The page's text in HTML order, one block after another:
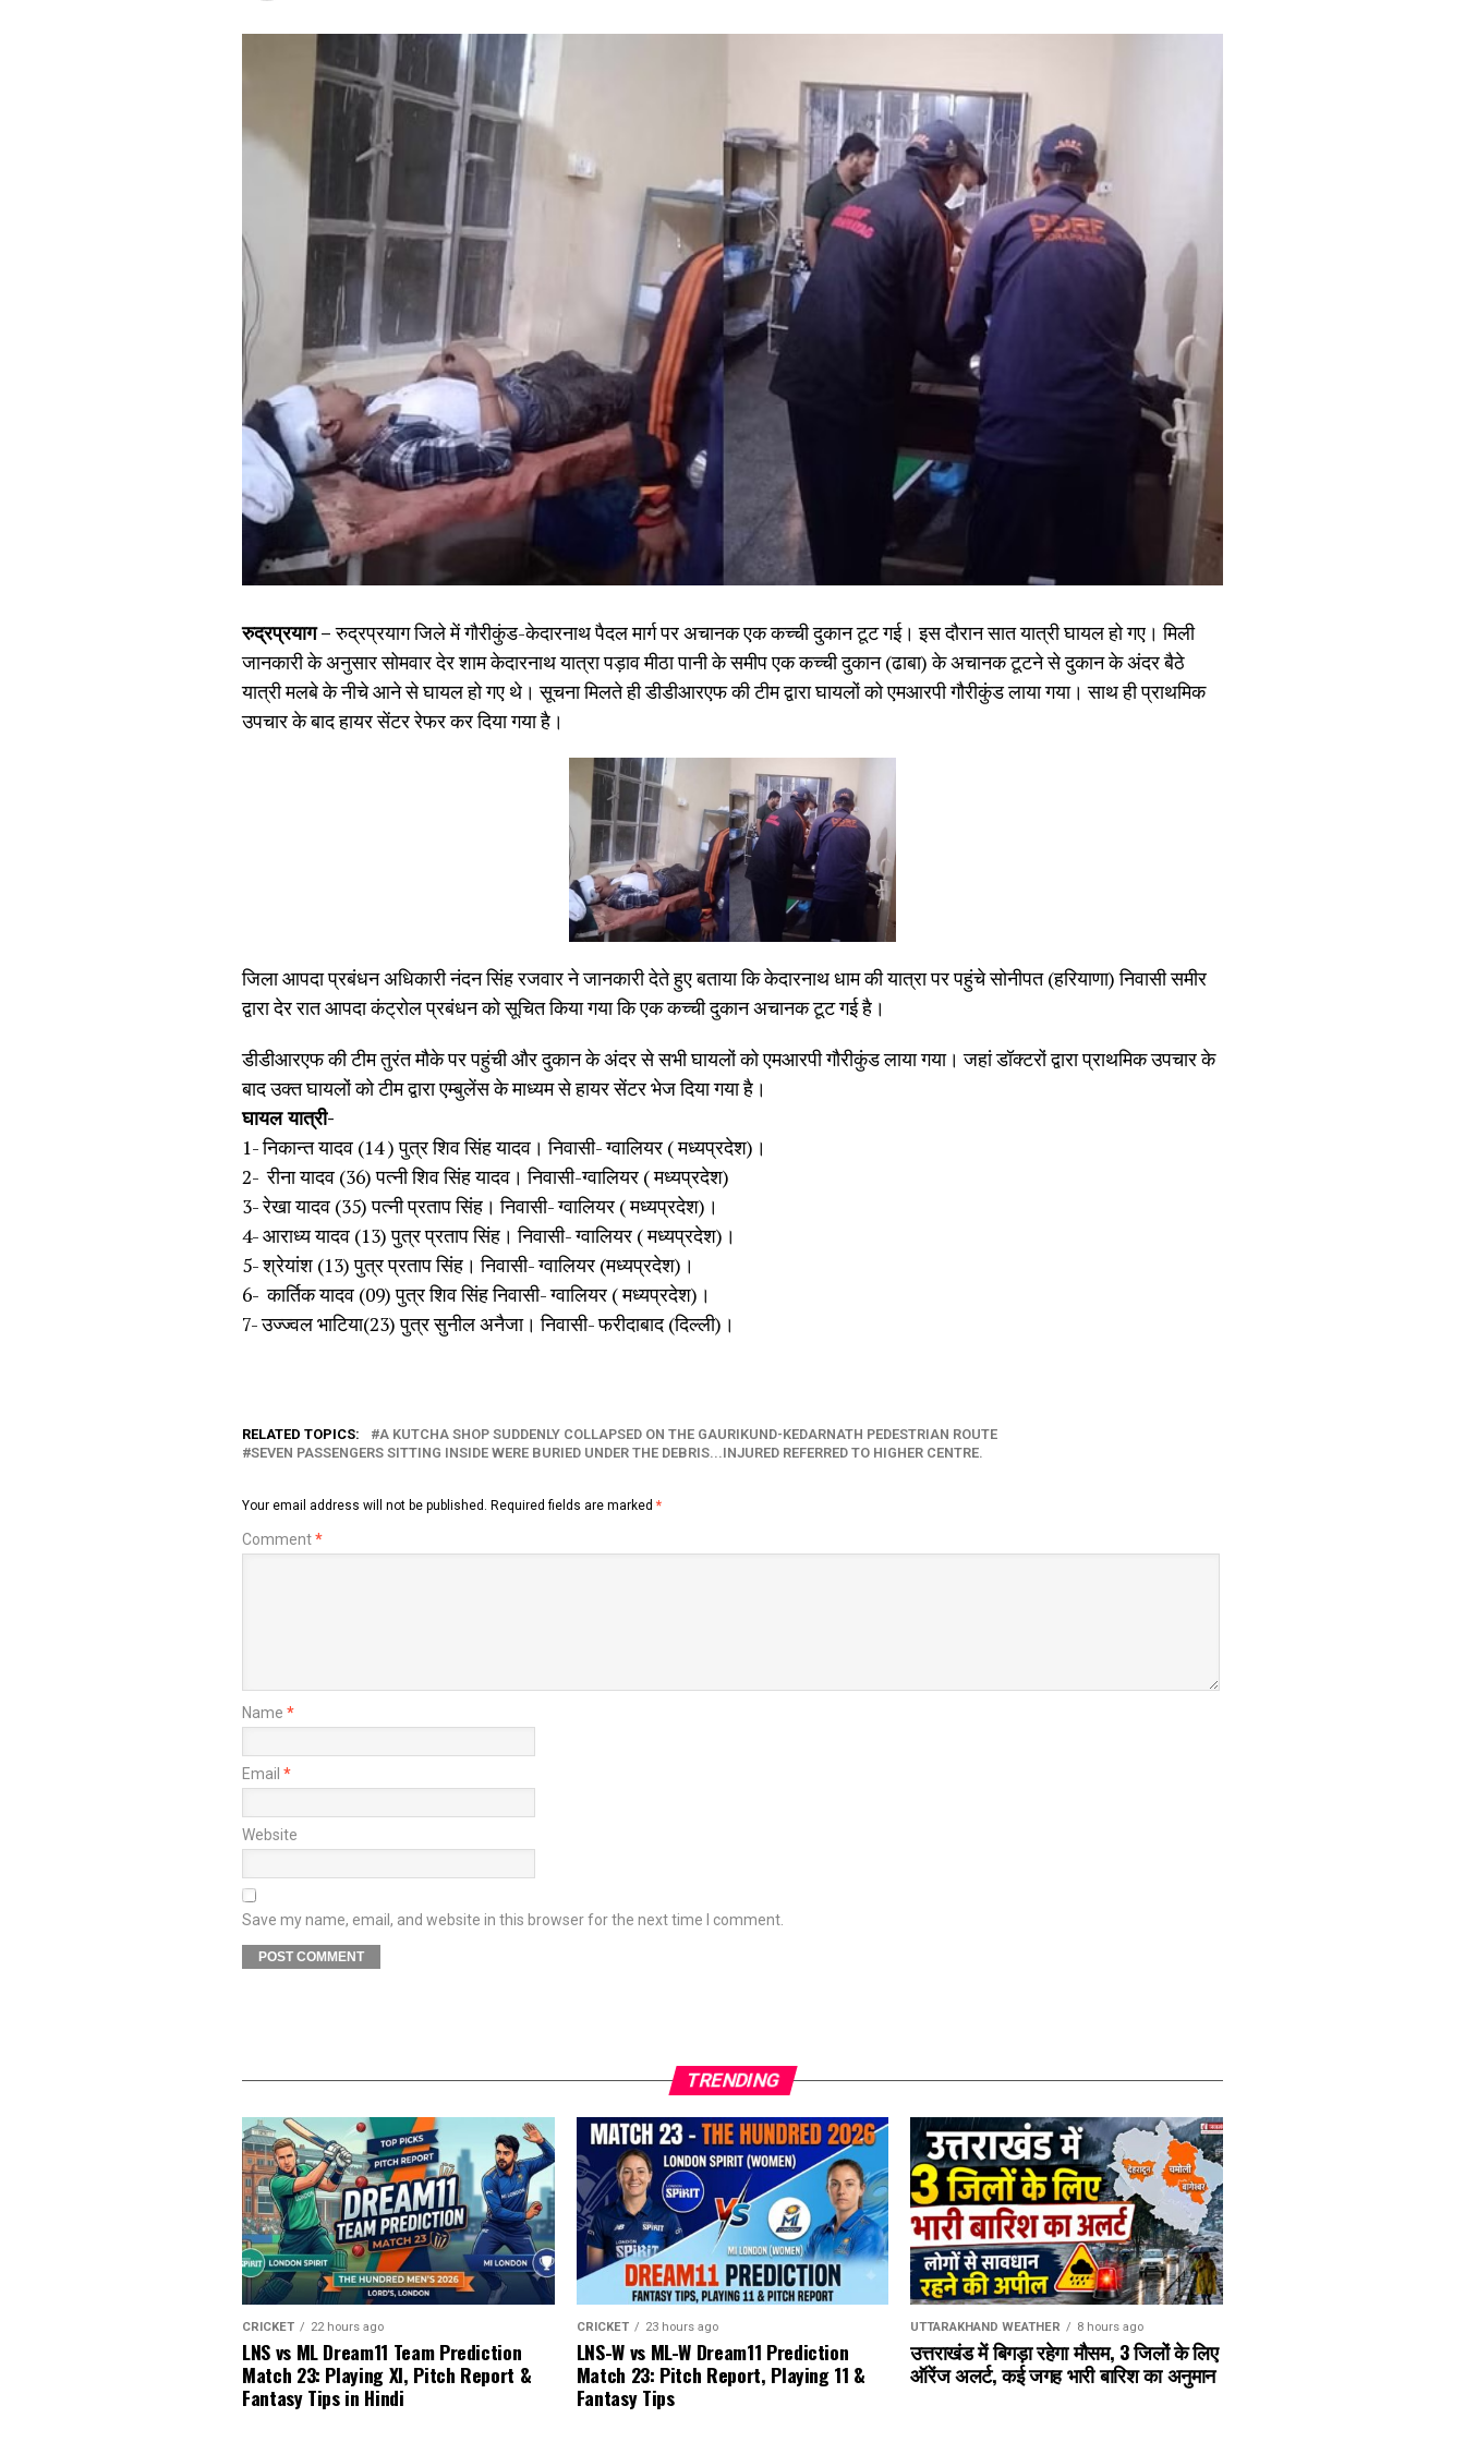
रुद्रप्रयाग –रुद्रप्रयाग जिले में गौरीकुंड-केदारनाथ पैदल मार्ग पर अचानक एक कच्ची दुकान टूट गई। इस दौरान सात यात्री घायल हो गए। मिली
जानकारी के अनुसार सोमवार देर शाम केदारनाथ यात्रा पड़ाव मीठा पानी के समीप एक कच्ची दुकान (ढाबा) के अचानक टूटने से दुकान के अंदर बैठे
यात्री मलबे के नीचे आने से घायल हो गए थे। सूचना मिलते ही डीडीआरएफ की टीम द्वारा घायलों को एमआरपी गौरीकुंड लाया गया। साथ ही प्राथमिक
उपचार के बाद हायर सेंटर रेफर कर दिया गया है।
जिला आपदा प्रबंधन अधिकारी नंदन सिंह रजवार ने जानकारी देते हुए बताया कि केदारनाथ धाम की यात्रा पर पहुंचे सोनीपत (हरियाणा) निवासी समीर
द्वारा देर रात आपदा कंट्रोल प्रबंधन को सूचित किया गया कि एक कच्ची दुकान अचानक टूट गई है।
डीडीआरएफ की टीम तुरंत मौके पर पहुंची और दुकान के अंदर से सभी घायलों को एमआरपी गौरीकुंड लाया गया। जहां डॉक्टरों द्वारा प्राथमिक उपचार के
बाद उक्त घायलों को टीम द्वारा एम्बुलेंस के माध्यम से हायर सेंटर भेज दिया गया है।
घायल यात्री-
1- निकान्त यादव (14 ) पुत्र शिव सिंह यादव। निवासी- ग्वालियर ( मध्यप्रदेश)।
2- रीना यादव (36) पत्नी शिव सिंह यादव। निवासी-ग्वालियर ( मध्यप्रदेश)
3- रेखा यादव (35) पत्नी प्रताप सिंह। निवासी- ग्वालियर ( मध्यप्रदेश)।
4- आराध्य यादव (13) पुत्र प्रताप सिंह। निवासी- ग्वालियर ( मध्यप्रदेश)।
5- श्रेयांश (13) पुत्र प्रताप सिंह। निवासी- ग्वालियर (मध्यप्रदेश)।
6- कार्तिक यादव (09) पुत्र शिव सिंह निवासी- ग्वालियर ( मध्यप्रदेश)।
7- उज्ज्वल भाटिया(23) पुत्र सुनील अनैजा। निवासी- फरीदाबाद (दिल्ली)।
RELATED TOPICS:
A KUTCHA SHOP SUDDENLY COLLAPSED ON THE GAURIKUND-KEDARNATH PEDESTRIAN ROUTE
SEVEN PASSENGERS SITTING INSIDE WERE BURIED UNDER THE DEBRIS...INJURED REFERRED TO HIGHER CENTRE.
Your email address will not be published. Required fields are marked *
Comment*
Name *
Email *
Website
Save my name, email, and website in this browser for the next time I comment.
TRENDING
CRICKET 22 hours ago
LNS vs ML Dream11 Team Prediction
Match 23: Playing XI, Pitch Report &
Fantasy Tips in Hindi
CRICKET 23 hours ago
LNS-W vs ML-W Dream11 Prediction
Match 23: Pitch Report, Playing 11 &
Fantasy Tips
UTTARAKHAND WEATHER 8 hours ago
उत्तराखंड में बिगड़ा रहेगा मौसम, 3 जिलों के लिए
ऑरेंज अलर्ट, कई जगह भारी बारिश का अनुमान